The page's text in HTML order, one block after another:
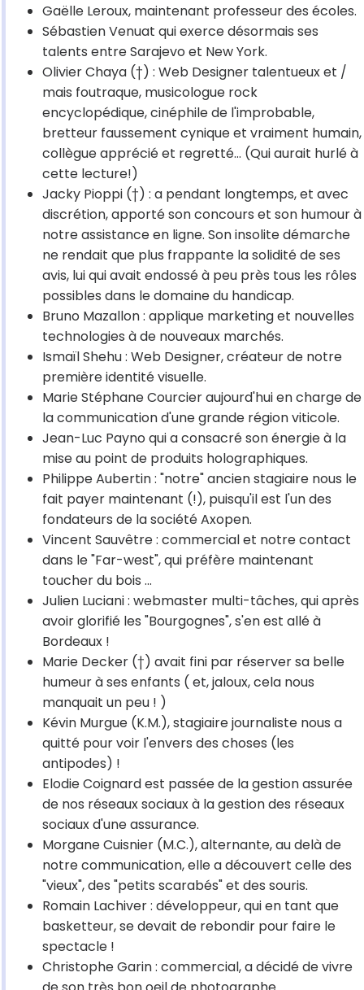
Gaëlle Leroux, maintenant professeur des écoles.
Sébastien Venuat qui exerce désormais ses
talents entre Sarajevo et New York.
Olivier Chaya (†) : Web Designer talentueux et /
mais foutraque, musicologue rock
encyclopédique, cinéphile de l'improbable,
bretteur faussement cynique et vraiment humain,
collègue apprécié et regretté... (Qui aurait hurlé à
cette lecture!)
Jacky Pioppi (†) : a pendant longtemps, et avec
discrétion, apporté son concours et son humour à
notre assistance en ligne. Son insolite démarche
ne rendait que plus frappante la solidité de ses
avis, lui qui avait endossé à peu près tous les rôles
possibles dans le domaine du handicap.
Bruno Mazallon : applique marketing et nouvelles
technologies à de nouveaux marchés.
Ismaïl Shehu : Web Designer, créateur de notre
première identité visuelle.
Marie Stéphane Courcier aujourd'hui en charge de
la communication d'une grande région viticole.
Jean-Luc Payno qui a consacré son énergie à la
mise au point de produits holographiques.
Philippe Aubertin : "notre" ancien stagiaire nous le
fait payer maintenant (!), puisqu'il est l'un des
fondateurs de la société Axopen.
Vincent Sauvêtre : commercial et notre contact
dans le "Far-west", qui préfère maintenant
toucher du bois ...
Julien Luciani : webmaster multi-tâches, qui après
avoir glorifié les "Bourgognes", s'en est allé à
Bordeaux !
Marie Decker (†) avait fini par réserver sa belle
humeur à ses enfants ( et, jaloux, cela nous
manquait un peu ! )
Kévin Murgue (K.M.), stagiaire journaliste nous a
quitté pour voir l'envers des choses (les
antipodes) !
Elodie Coignard est passée de la gestion assurée
de nos réseaux sociaux à la gestion des réseaux
sociaux d'une assurance.
Morgane Cuisnier (M.C.), alternante, au delà de
notre communication, elle a découvert celle des
"vieux", des "petits scarabés" et des souris.
Romain Lachiver : développeur, qui en tant que
basketteur, se devait de rebondir pour faire le
spectacle !
Christophe Garin : commercial, a décidé de vivre